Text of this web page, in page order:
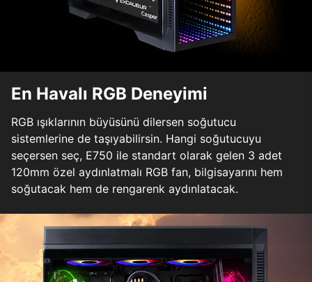
En Havalı RGB Deneyimi
RGB ışıklarının büyüsünü dilersen soğutucu
sistemlerine de taşıyabilirsin. Hangi soğutucuyu
seçersen seç, E750 ile standart olarak gelen 3 adet
120mm özel aydınlatmalı RGB fan, bilgisayarını hem
soğutacak hem de rengarenk aydınlatacak.